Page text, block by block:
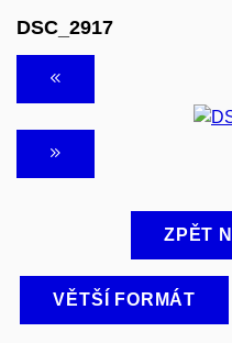
DSC_2917
ZPĚT
VĚTŠÍ FORMÁT